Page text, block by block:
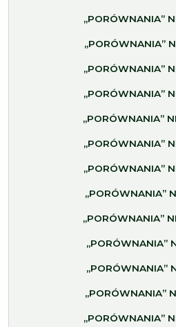
„PORÓWNANIA”
„PORÓWNANIA”
„PORÓWNANIA”
„PORÓWNANIA”
„PORÓWNANIA”
„PORÓWNANIA”
„PORÓWNANIA”
„PORÓWNANIA”
„PORÓWNANIA”
„PORÓWNANIA”
„PORÓWNANIA”
„PORÓWNANIA”
„PORÓWNANIA”